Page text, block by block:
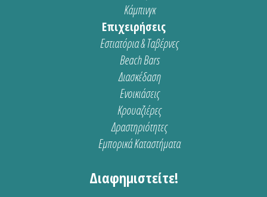
Κάμπινγκ
Επιχειρήσεις
Εστιατόρια & Ταβέρνες
Beach Bars
Διασκέδαση
Ενοικιάσεις
Κρουαζιέρες
Δραστηριότητες
Εμπορικά Καταστήματα
Διαφημιστείτε!